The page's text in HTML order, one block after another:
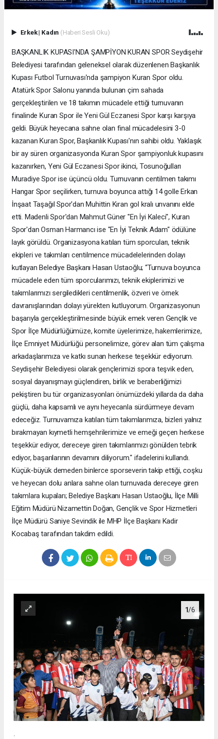
Erkek| Kadın (Haberi Sesli Oku)
BAŞKANLIK KUPASI'NDA ŞAMPİYON KURAN SPOR Seydişehir
Belediyesi tarafından geleneksel olarak düzenlenen Başkanlık
Kupası Futbol Turnuvası'nda şampiyon Kuran Spor oldu.
Atatürk Spor Salonu yanında bulunan çim sahada
gerçekleştirilen ve 18 takımın mücadele ettiği turnuvanın
finalinde Kuran Spor ile Yeni Gül Eczanesi Spor karşı karşıya
geldi. Büyük heyecana sahne olan final mücadelesini 3-0
kazanan Kuran Spor, Başkanlık Kupası'nın sahibi oldu. Yaklaşık
bir ay süren organizasyonda Kuran Spor şampiyonluk kupasını
kazanırken, Yeni Gül Eczanesi Spor ikinci, Tosunoğulları
Muradiye Spor ise üçüncü oldu. Turnuvanın centilmen takımı
Hangar Spor seçilirken, turnuva boyunca attığı 14 golle Erkan
İnşaat Taşağıl Spor'dan Muhittin Kıran gol kralı unvanını elde
etti. Madenli Spor'dan Mahmut Güner "En İyi Kaleci", Kuran
Spor'dan Osman Harmancı ise "En İyi Teknik Adam" ödülüne
layık görüldü. Organizasyona katılan tüm sporcuları, teknik
ekipleri ve takımları centilmence mücadelelerinden dolayı
kutlayan Belediye Başkanı Hasan Ustaoğlu; “Turnuva boyunca
mücadele eden tüm sporcularımızı, teknik ekiplerimizi ve
takımlarımızı sergiledikleri centilmenlik, özveri ve örnek
davranışlarından dolayı yürekten kutluyorum. Organizasyonun
başarıyla gerçekleştirilmesinde büyük emek veren Gençlik ve
Spor İlçe Müdürlüğümüze, komite üyelerimize, hakemlerimize,
İlçe Emniyet Müdürlüğü personelimize, görev alan tüm çalışma
arkadaşlarımıza ve katkı sunan herkese teşekkür ediyorum.
Seydişehir Belediyesi olarak gençlerimizi spora teşvik eden,
sosyal dayanışmayı güçlendiren, birlik ve beraberliğimizi
pekiştiren bu tür organizasyonları önümüzdeki yıllarda da daha
güçlü, daha kapsamlı ve aynı heyecanla sürdürmeye devam
edeceğiz. Turnuvamıza katılan tüm takımlarımıza, bizleri yalnız
bırakmayan kıymetli hemşehrilerimize ve emeği geçen herkese
teşekkür ediyor, dereceye giren takımlarımızı gönülden tebrik
ediyor, başarılarının devamını diliyorum." ifadelerini kullandı.
Küçük-büyük demeden binlerce sporseverin takip ettiği, coşku
ve heyecan dolu anlara sahne olan turnuvada dereceye giren
takımlara kupaları; Belediye Başkanı Hasan Ustaoğlu, İlçe Milli
Eğitim Müdürü Nizamettin Doğan, Gençlik ve Spor Hizmetleri
İlçe Müdürü Saniye Sevindik ile MHP İlçe Başkanı Kadir
Kocabaş tarafından takdim edildi.
1/6